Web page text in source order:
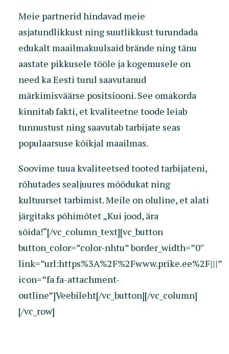
Meie partnerid hindavad meie
asjatundlikkust ning suutlikkust turundada
edukalt maailmakuulsaid brände ning tänu
aastate pikkusele tööle ja kogemusele on
need ka Eesti turul saavutanud
märkimisväärse positsiooni. See omakorda
kinnitab fakti, et kvaliteetne toode leiab
tunnustust ning saavutab tarbijate seas
populaarsuse kõikjal maailmas.
Soovime tuua kvaliteetsed tooted tarbijateni,
rõhutades sealjuures mõõdukat ning
kultuurset tarbimist. Meile on oluline, et alati
järgitaks põhimõtet „Kui jood, ära
sõida!“[/vc_column_text][vc_button
button_color=”color-nhtu” border_width=”0″
link=”url:https%3A%2F%2Fwww.prike.ee%2F|||”
icon=”fa fa-attachment-
outline”]Veebileht[/vc_button][/vc_column]
[/vc_row]